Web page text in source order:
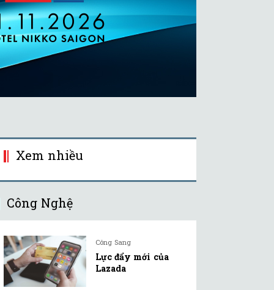
Xem nhiều
Công Nghệ
Công Sang
Lực đẩy mới của
Lazada